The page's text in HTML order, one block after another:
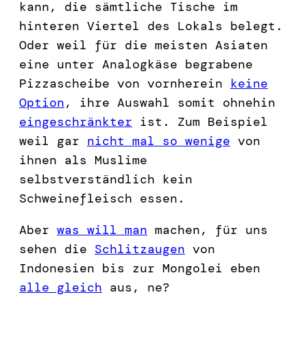
kann, die sämtliche Tische im
hinteren Viertel des Lokals belegt.
Oder weil für die meisten Asiaten
eine unter Analogkäse begrabene
Pizzascheibe von vornherein keine
Option, ihre Auswahl somit ohnehin
eingeschränkter ist. Zum Beispiel
weil gar nicht mal so wenige von
ihnen als Muslime
selbstverständlich kein
Schweinefleisch essen.
Aber was will man machen, für uns
sehen die Schlitzaugen von
Indonesien bis zur Mongolei eben
alle gleich aus, ne?